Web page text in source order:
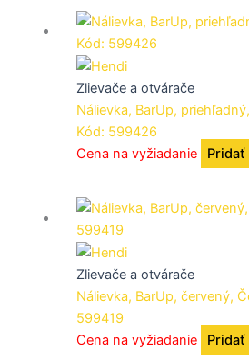
Zlievače a otvárače
Nálievka, BarUp,
Kód: 599426
Cena na vyžiadanie
Pridať
Zlievače a otvárače
Nálievka, BarUp, červený,
599419
Cena na vyžiadanie
Pridať